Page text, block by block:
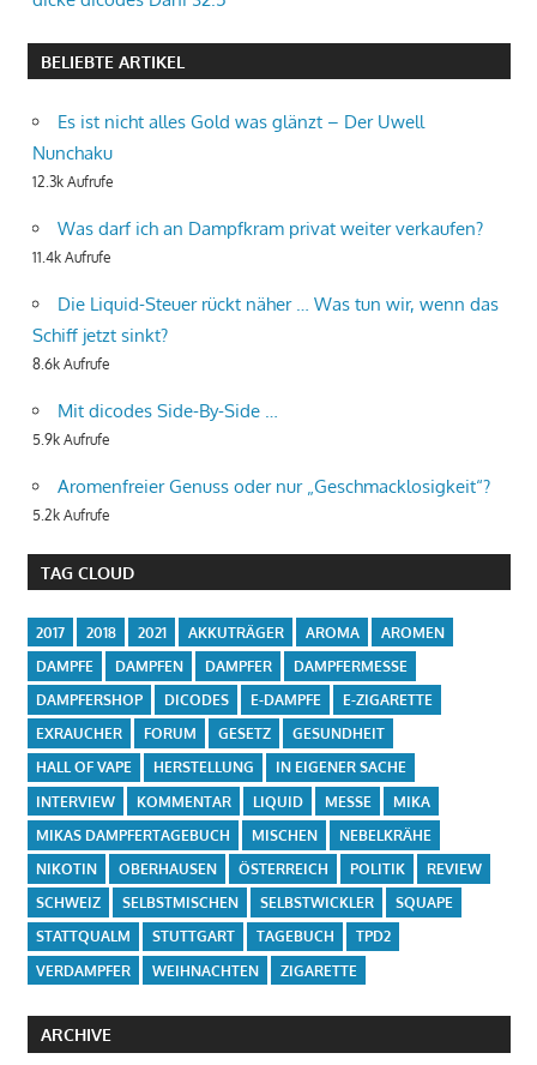
BELIEBTE ARTIKEL
Es ist nicht alles Gold was glänzt – Der Uwell
Nunchaku
12.3k Aufrufe
Was darf ich an Dampfkram privat weiter verkaufen?
11.4k Aufrufe
Die Liquid-Steuer rückt näher … Was tun wir, wenn das
Schiff jetzt sinkt?
8.6k Aufrufe
Mit dicodes Side-By-Side …
5.9k Aufrufe
Aromenfreier Genuss oder nur „Geschmacklosigkeit“?
5.2k Aufrufe
TAG CLOUD
2017 2018 2021 AKKUTRÄGER AROMA
AROMEN
DAMPFE
DAMPFEN DAMPFER
DAMPFERMESSE
DAMPFERSHOP
DICODES E-DAMPFE
E-ZIGARETTE
EXRAUCHER
FORUM GESETZ
GESUNDHEIT
HALL OF VAPE
HERSTELLUNG
IN EIGENER SACHE
INTERVIEW
KOMMENTAR LIQUID MESSE
MIKA
MIKAS DAMPFERTAGEBUCH
MISCHEN
NEBELKRÄHE
NIKOTIN
OBERHAUSEN ÖSTERREICH POLITIK
REVIEW
SCHWEIZ
SELBSTMISCHEN SELBSTWICKLER
SQUAPE
STATTQUALM
STUTTGART TAGEBUCH
TPD2
VERDAMPFER
WEIHNACHTEN ZIGARETTE
ARCHIVE